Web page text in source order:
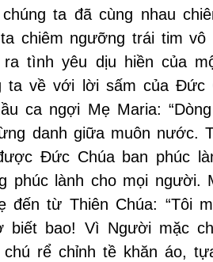
ta đã cùng nhau
chiêm ngưỡng trái tim
ra tình yêu dịu hiền của
ta về với lời sấm của Đức
ca ngợi Mẹ Maria:
danh giữa muôn nước.
Đức Chúa ban phúc
phúc lành cho mọi
đến từ Thiên Chúa: “Tôi
biết bao! Vì Người mặc
chú rể chỉnh tề khăn áo,